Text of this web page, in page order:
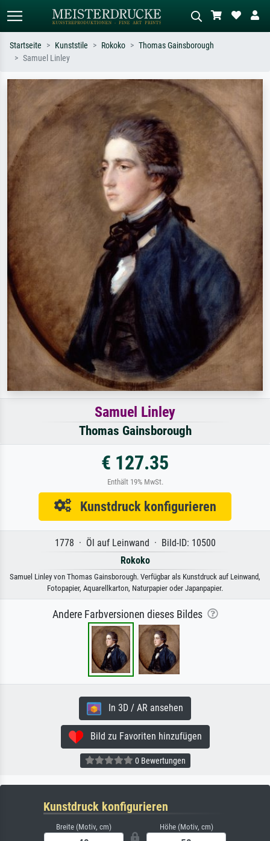
Suchen Sie nach Künstlern, Werktiteln
oder Stilen – z.B. Monet,
Sternennacht, Impressionismus, Welle
Hokusai, Akt.
Beschreiben Sie die Szene – z.B. Grüne
Wiese, Abstrakt mit viel Rot, Dunkles
Ölgemälde, Stehender Akt neben einem
Startseite Kunststile Rokoko
Thomas Gainsborough
Samuel Linley
Samuel Linley
Thomas Gainsborough
€ 127.35
Enthält 19% MwSt.
Kunstdruck konfigurieren
1778 · Öl auf Leinwand · Bild-ID: 10500
Rokoko
Samuel Linley von Thomas Gainsborough. Verfügbar als Kunstdruck auf Leinwand,
Fotopapier, Aquarellkarton, Naturpapier oder Japanpapier.
Andere Farbversionen dieses Bildes
In 3D / AR ansehen
Bild zu Favoriten hinzufügen
0 Bewertungen
Kunstdruck konfigurieren
Breite (Motiv, cm) Höhe (Motiv, cm)